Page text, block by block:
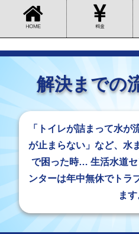
解決までの
「トイレが詰まって水が
が止まらない」など、水
で困った時… 生活水道
ンターは年中無休でトラ
ます